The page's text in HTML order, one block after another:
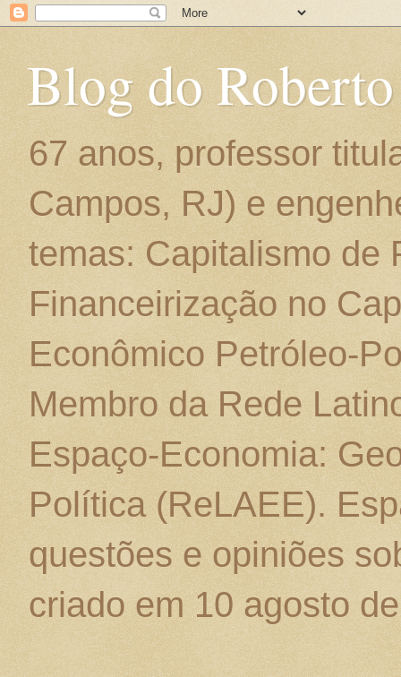
Blog do
67 anos, professor
Campos, RJ) e
temas: Capitalismo de
Financeirização no
Econômico Petróleo-
Membro da Rede
Espaço-Economia:
Política (ReLAEE).
questões e opiniões
criado em 10 agosto